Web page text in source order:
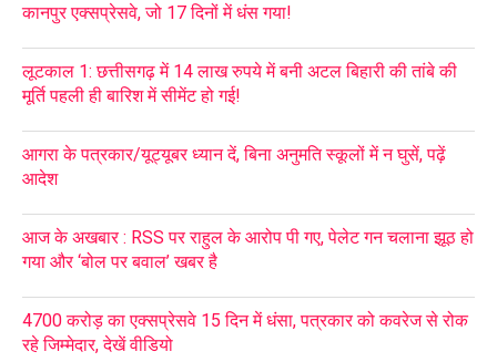
कानपुर एक्सप्रेसवे, जो 17 दिनों में धंस गया!
लूटकाल 1: छत्तीसगढ़ में 14 लाख रुपये में बनी अटल बिहारी की तांबे की
मूर्ति पहली ही बारिश में सीमेंट हो गई!
आगरा के पत्रकार/यूट्यूबर ध्यान दें, बिना अनुमति स्कूलों में न घुसें, पढ़ें
आदेश
आज के अखबार : RSS पर राहुल के आरोप पी गए, पेलेट गन चलाना झूठ हो
गया और ‘बोल पर बवाल’ खबर है
4700 करोड़ का एक्सप्रेसवे 15 दिन में धंसा, पत्रकार को कवरेज से रोक
रहे जिम्मेदार, देखें वीडियो